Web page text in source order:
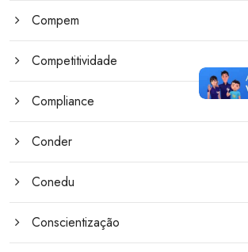
Compem
Competitividade
Compliance
Conder
Conedu
Conscientização